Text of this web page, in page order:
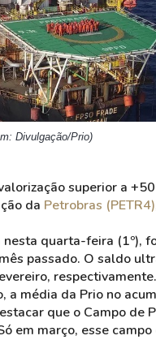
Divulgação/Prio)
superior a
da Petrobras (PETR4)
quarta-feira (1º),
passado. O saldo
respectivamente.
a média da Prio no
que o Campo de
em março, esse